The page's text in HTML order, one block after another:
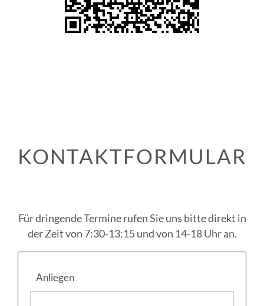
KONTAKTFORMULAR
Für dringende Termine rufen Sie uns bitte direkt in
der Zeit von 7:30-13:15 und von 14-18 Uhr an.
Anliegen